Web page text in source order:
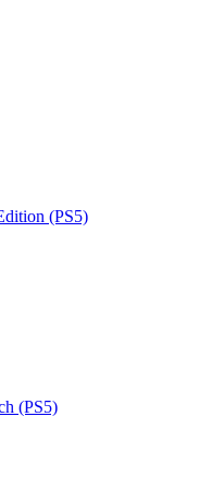
(PS5)
(PS5)